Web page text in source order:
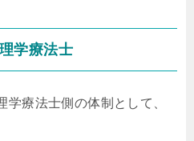
学療法士
学療法士側の体制として、